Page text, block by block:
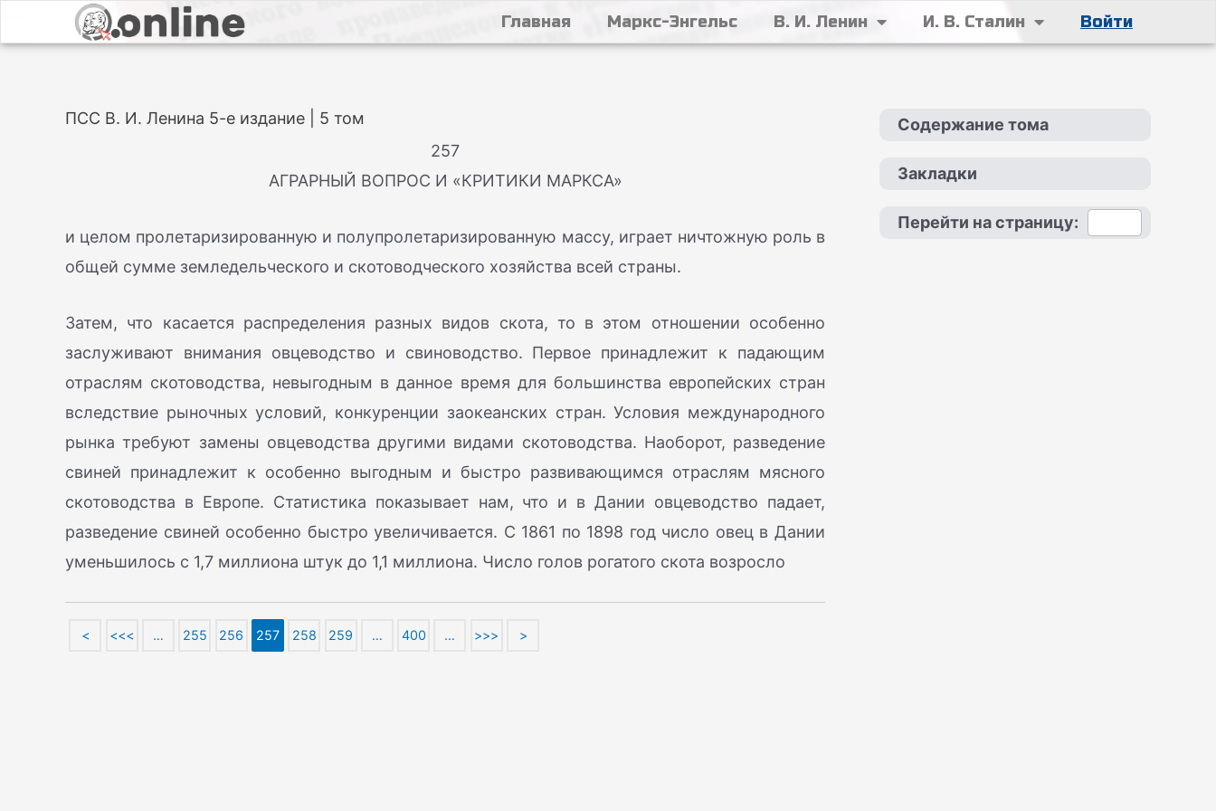
Главная Маркс-Энгельс В. И. Ленин И. В. Сталин Войти
ПСС В. И. Ленина 5-е издание | 5 том
257
АГРАРНЫЙ ВОПРОС И «КРИТИКИ МАРКСА»
и целом пролетаризированную и полупролетаризированную массу, играет ничтожную роль в
общей сумме земледельческого и скотоводческого хозяйства всей страны.
Затем, что касается распределения разных видов скота, то в этом отношении особенно
заслуживают внимания овцеводство и свиноводство. Первое принадлежит к падающим
отраслям скотоводства, невыгодным в данное время для большинства европейских стран
вследствие рыночных условий, конкуренции заокеанских стран. Условия международного
рынка требуют замены овцеводства другими видами скотоводства. Наоборот, разведение
свиней принадлежит к особенно выгодным и быстро развивающимся отраслям мясного
скотоводства в Европе. Статистика показывает нам, что и в Дании овцеводство падает,
разведение свиней особенно быстро увеличивается. С 1861 по 1898 год число овец в Дании
уменьшилось с 1,7 миллиона штук до 1,1 миллиона. Число голов рогатого скота возросло
< <<< … 255 256 257 258 259 … 400 … >>> >
Содержание тома
Закладки
Перейти на страницу: